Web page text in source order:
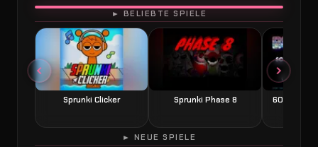
► BELIEBTE SPIELE
Sprunki Clicker Sprunki Phase 8 60
SPIELEN
► NEUE SPIELE